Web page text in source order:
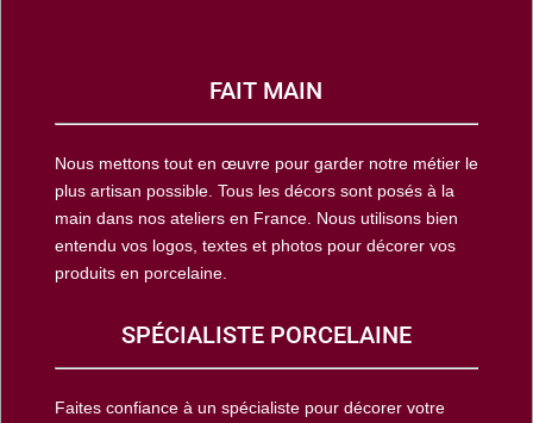
FAIT MAIN
Nous mettons tout en œuvre pour garder notre métier le
plus artisan possible. Tous les décors sont posés à la
main dans nos ateliers en France. Nous utilisons bien
entendu vos logos, textes et photos pour décorer vos
produits en porcelaine.
SPÉCIALISTE PORCELAINE
Faites confiance à un spécialiste pour décorer votre